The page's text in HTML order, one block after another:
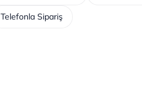
Telefonla Sipariş